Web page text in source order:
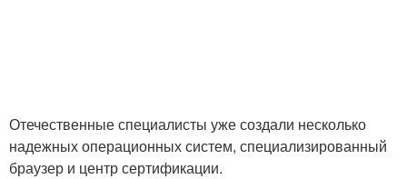
Отечественные специалисты уже создали несколько
надежных операционных систем, специализированный
браузер и центр сертификации.